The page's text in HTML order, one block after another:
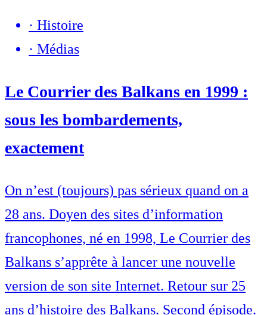
· Histoire
· Médias
Le Courrier des Balkans en 1999 :
sous les bombardements,
exactement
On n’est (toujours) pas sérieux quand on a
28 ans. Doyen des sites d’information
francophones, né en 1998, Le Courrier des
Balkans s’apprête à lancer une nouvelle
version de son site Internet. Retour sur 25
ans d’histoire des Balkans. Second épisode.